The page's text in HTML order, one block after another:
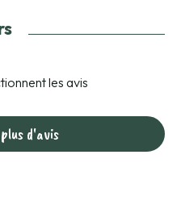
les avis
d'avis